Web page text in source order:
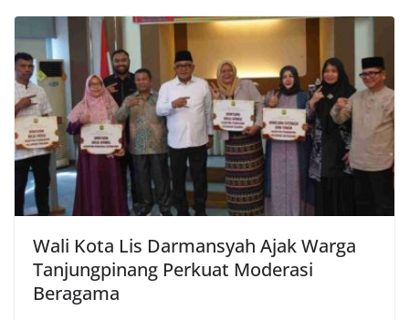
Wali Kota Lis Darmansyah Ajak Warga
Tanjungpinang Perkuat Moderasi
Beragama